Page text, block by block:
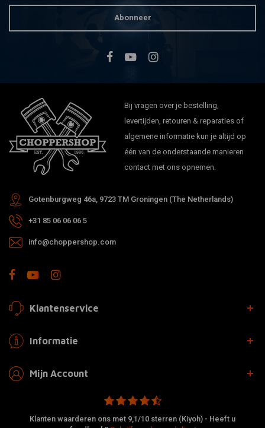
Abonneer
Bij vragen over je bestelling,
levertijden, retouren & reparaties of
algemene informatie kun je altijd op
één van de onderstaande manieren
contact met ons opnemen.
Gotenburgweg 46a, 9723 TM Groningen (The Netherlands)
+31 85 06 06 06 5
info@choppershop.com
Klantenservice
Informatie
Mijn Account
Klanten waarderen ons met 9,1/10 sterren (Kiyoh) - Heeft u